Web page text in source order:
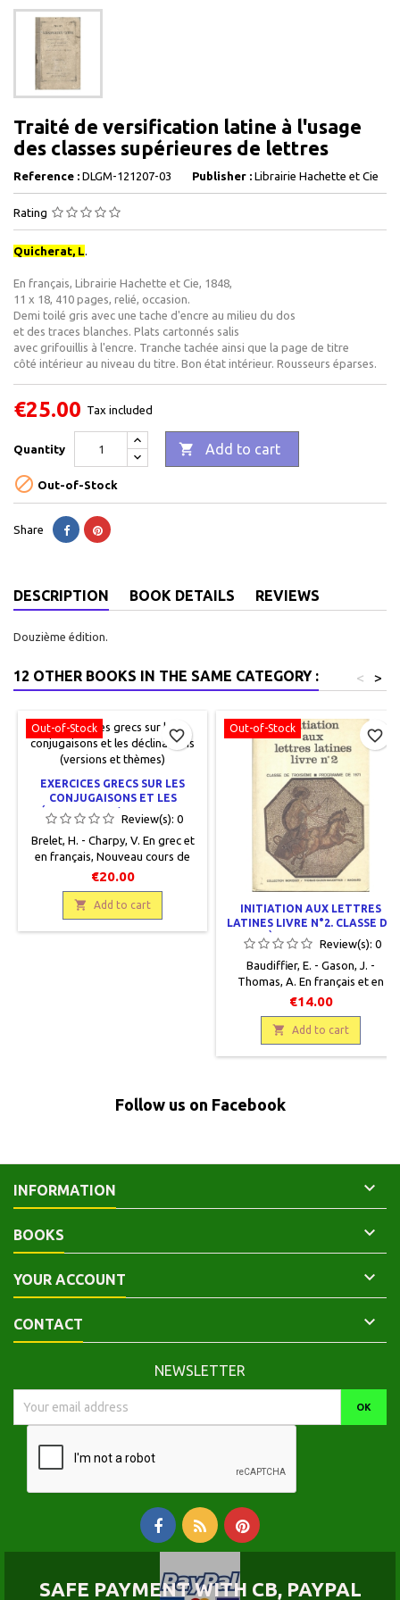
Traité de versification latine à l'usage
des classes supérieures de lettres
Reference : DLGM-121207-03 Publisher : Librairie Hachette et Cie
Rating
Quicherat, L.
En français, Librairie Hachette et Cie, 1848,
11 x 18, 410 pages, relié, occasion.
Demi toilé gris avec une tache d'encre au milieu du dos
et des traces blanches. Plats cartonnés salis
avec grifouillis à l'encre. Tranche tachée ainsi que la page de titre
côté intérieur au niveau du titre. Bon état intérieur. Rousseurs éparses.
€25.00 Tax included
Quantity  Add to cart
 Out-of-Stock
Share
DESCRIPTION BOOK DETAILS REVIEWS
Douzième édition.
12 OTHER BOOKS IN THE SAME CATEGORY : >
<
Out-of-Stock
EXERCICES GRECS SUR LES
CONJUGAISONS ET LES
DÉCLINAISONS (VERSIONS ET
THÈMES). CLASSE DE 4E
Review(s): 0
Brelet, H. - Charpy, V. En grec et
en français, Nouveau cours de
grammaire grecque, Paris,
Masson et Cie, 1903, 12 x 18, VIII
+ 224 pages, relié, occasion. Bon
état, toilé marron, première page
détachée, papier légèrement
€20.00
 Add to cart
favorite_border Out-of-Stock
INITIATION AUX LETTRES
LATINES LIVRE N°2. CLASSE DE
TROISIÈME - PROGRAMME DE
1971
Review(s): 0
Baudiffier, E. - Gason, J. -
Thomas, A . En français et en
latin , Collection Morisset ,
Editions Magnard , 1974 ,16 x 24 ,
319 pages , relié , occasion.Très
bon état. Couverture insolée par
endroits.
€14.00
 Add to cart
favorite_border
Follow us on Facebook
INFORMATION 
BOOKS 
YOUR ACCOUNT 
CONTACT 
NEWSLETTER
SAFE PAYMENT WITH CB, PAYPAL